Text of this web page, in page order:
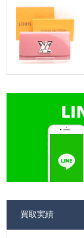
買取実績